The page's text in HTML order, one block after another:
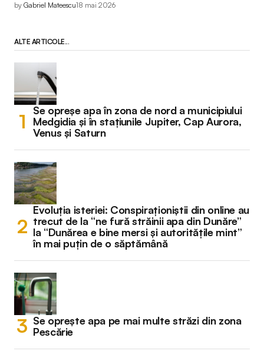
by Gabriel Mateescu18 mai 2026
ALTE ARTICOLE...
Se opreșe apa în zona de nord a municipiului
Medgidia și în stațiunile Jupiter, Cap Aurora,
Venus și Saturn
Evoluția isteriei: Conspiraționiștii din online au
trecut de la “ne fură străinii apa din Dunăre”
la “Dunărea e bine mersi și autoritățile mint”
în mai puțin de o săptămână
Se oprește apa pe mai multe străzi din zona
Pescărie